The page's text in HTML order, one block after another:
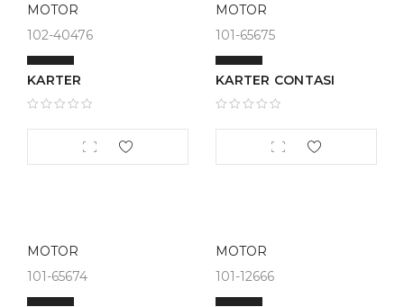
MOTOR
102-40476
KARTER
MOTOR
101-65675
KARTER CONTASI
MOTOR
101-65674
MOTOR
101-12666